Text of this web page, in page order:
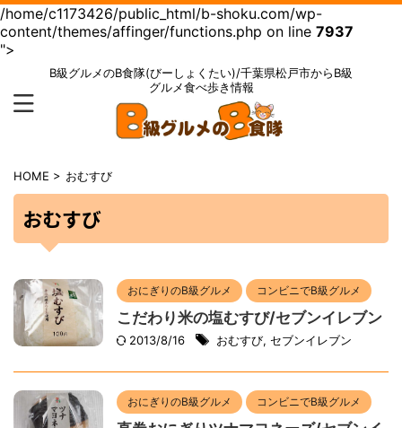
/home/c1173426/public_html/b-shoku.com/wp-
content/themes/affinger/functions.php on line 7937
">
B級グルメのB食隊(びーしょくたい)/千葉県松戸市からB級
グルメ食べ歩き情報
HOME > おむすび
おむすび
おにぎりのB級グルメ コンビニでB級グルメ
こだわり米の塩むすび/セブンイレブン
2013/8/16 おむすび, セブンイレブン
おにぎりのB級グルメ コンビニでB級グルメ